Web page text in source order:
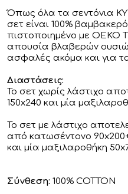
Όπως όλα τα σεντόνια
σετ είναι 100%
πιστοποιημένο με OEKO
απουσία βλαβερών
ασφαλές ακόμα και για
Διαστάσεις:
Το σετ χωρίς λάστιχο
150x240 και μία
Το σετ με λάστιχο
από κατωσέντονο
και μία μαξιλαροθήκη
Σύνθεση: 100% COTTON